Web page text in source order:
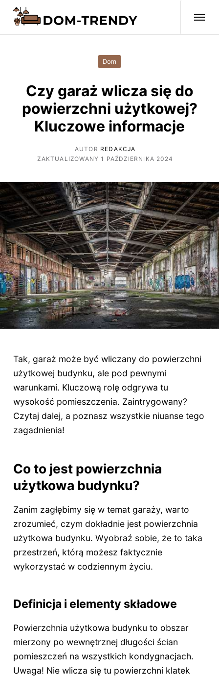
Dom
Czy garaż wlicza się do
powierzchni użytkowej?
Kluczowe informacje
AUTOR REDAKCJA
ZAKTUALIZOWANY 1 PAŹDZIERNIKA 2024
Tak, garaż może być wliczany do powierzchni
użytkowej budynku, ale pod pewnymi
warunkami. Kluczową rolę odgrywa tu
wysokość pomieszczenia. Zaintrygowany?
Czytaj dalej, a poznasz wszystkie niuanse tego
zagadnienia!
Co to jest powierzchnia
użytkowa budynku?
Zanim zagłębimy się w temat garaży, warto
zrozumieć, czym dokładnie jest powierzchnia
użytkowa budynku. Wyobraź sobie, że to taka
przestrzeń, którą możesz faktycznie
wykorzystać w codziennym życiu.
Definicja i elementy składowe
Powierzchnia użytkowa budynku to obszar
mierzony po wewnętrznej długości ścian
pomieszczeń na wszystkich kondygnacjach.
Uwaga! Nie wlicza się tu powierzchni klatek